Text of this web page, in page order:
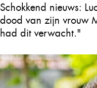
Schokkend nieuws:
dood van zijn vrouw
had dit verwacht."